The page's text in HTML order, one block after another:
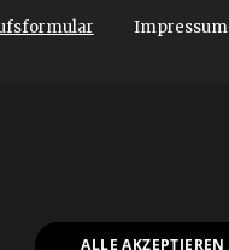
Impressum
ALLE AKZEPTIEREN